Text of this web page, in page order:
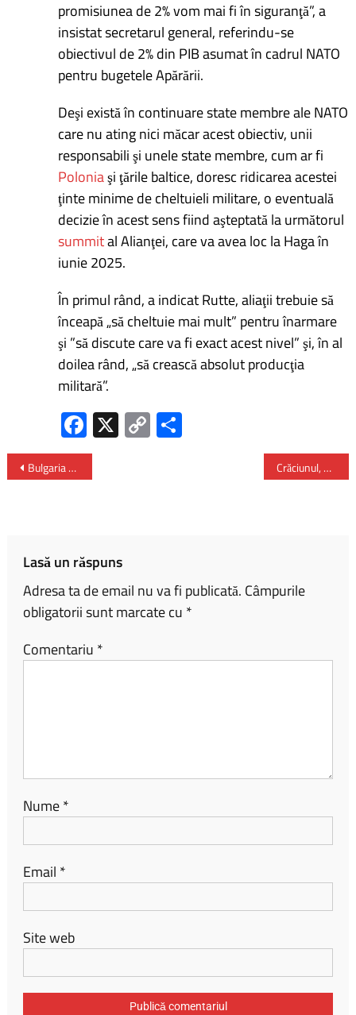
promisiunea de 2% vom mai fi în siguranţă”, a
insistat secretarul general, referindu-se
obiectivul de 2% din PIB asumat în cadrul NATO
pentru bugetele Apărării.
Deşi există în continuare state membre ale NATO
care nu ating nici măcar acest obiectiv, unii
responsabili şi unele state membre, cum ar fi
Poloniaşi ţările baltice, doresc ridicarea acestei
ţinte minime de cheltuieli militare, o eventuală
decizie în acest sens fiind aşteptată la următorul
summital Alianţei, care va avea loc la Haga în
iunie 2025.
În primul rând, a indicat Rutte, aliaţii trebuie să
înceapă „să cheltuie mai mult” pentru înarmare
şi ”să discute care va fi exact acest nivel” şi, în al
doilea rând, „să crească absolut producţia
militară”.
Fa
ce
b
X C
o
Bulgaria menține controalele la frontiera cu România timp de șase luni – de la 1 ianuarie 2025 Crăciunul, o sărbătoare specială în familia Armatei
Lasă un răspuns
Adresa ta de email nu va fi publicată. Câmpurile
obligatorii sunt marcate cu *
Comentariu *
Nume*
Email *
Site web